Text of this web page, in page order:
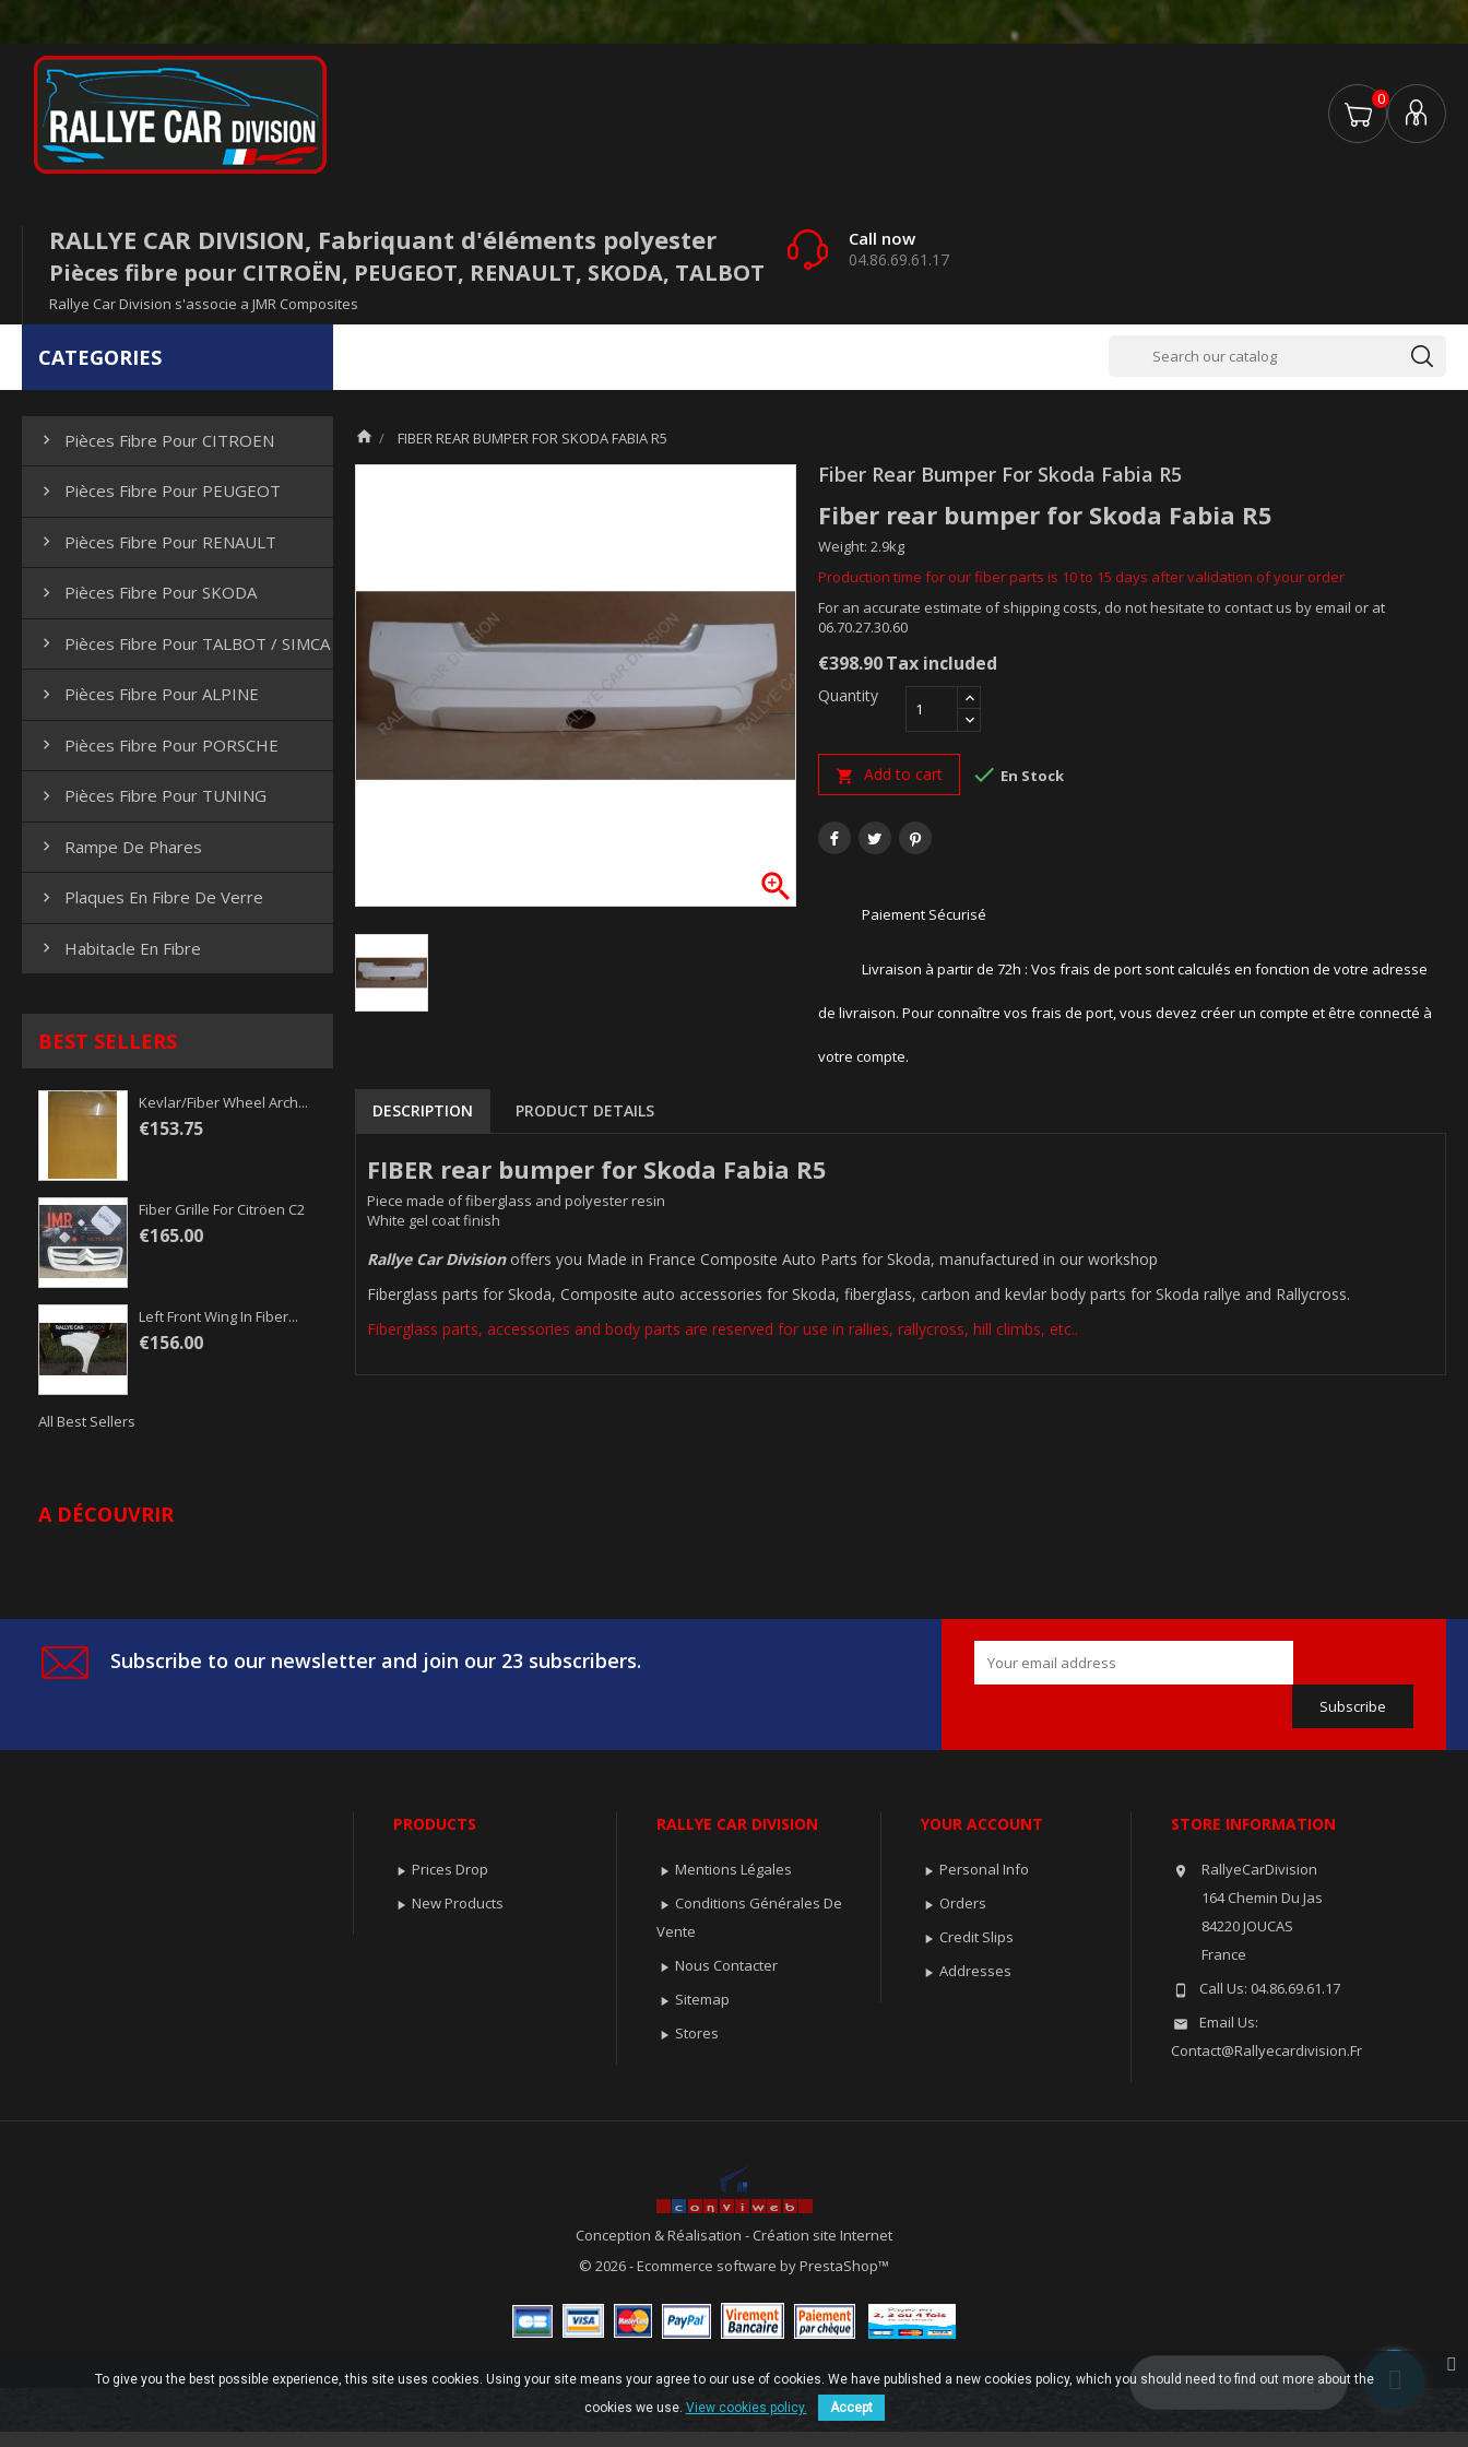
Laissez-nous un message
RALLYE CAR DIVISION, Fabriquant d'éléments polyester
Pièces fibre pour CITROËN, PEUGEOT, RENAULT, SKODA, TALBOT
Rallye Car Division s'associe a JMR Composites
Call now
04.86.69.61.17
0
CATEGORIES
 Pièces Fibre Pour CITROEN
 Pièces Fibre Pour PEUGEOT
 Pièces Fibre Pour RENAULT
 Pièces Fibre Pour SKODA
 Pièces Fibre Pour TALBOT / SIMCA
 Pièces Fibre Pour ALPINE
 Pièces Fibre Pour PORSCHE
 Pièces Fibre Pour TUNING
 Rampe De Phares
 Plaques En Fibre De Verre
 Habitacle En Fibre
BEST SELLERS
Kevlar/fiber Wheel Arch...
€153.75
Fiber Grille For Citröen C2
€165.00
Left Front Wing In Fiber...
€156.00
All Best Sellers
A DÉCOUVRIR
 FIBER REAR BUMPER FOR SKODA FABIA R5

Fiber Rear Bumper For Skoda Fabia R5
Fiber rear bumper for Skoda Fabia R5
Weight: 2.9kg
Production time for our fiber parts is 10 to 15 days after validation of your order
For an accurate estimate of shipping costs, do not hesitate to contact us by email or at
06.70.27.30.60
€398.90Tax included
Quantity
 Add to cart  En Stock
Paiement Sécurisé
Livraison à partir de 72h : Vos frais de port sont calculés en fonction de votre adresse
de livraison. Pour connaître vos frais de port, vous devez créer un compte et être connecté à
votre compte.
DESCRIPTION PRODUCT DETAILS
FIBER rear bumper for Skoda Fabia R5
Piece made of fiberglass and polyester resin
White gel coat finish
Rallye Car Divisionoffers you Made in France Composite Auto Parts for Skoda, manufactured in our workshop
Fiberglass parts for Skoda, Composite auto accessories for Skoda, fiberglass, carbon and kevlar body parts for Skoda rallye and Rallycross.
Fiberglass parts, accessories and body parts are reserved for use in rallies, rallycross, hill climbs, etc..
Subscribe to our newsletter and join our 23 subscribers.
PRODUCTS
 Prices Drop
 New Products
RALLYE CAR DIVISION
 Mentions Légales
 Conditions Générales De
Vente
 Nous Contacter
 Sitemap
 Stores
YOUR ACCOUNT
 Personal Info
 Orders
 Credit Slips
 Addresses
STORE INFORMATION

RallyeCarDivision
164 Chemin Du Jas
84220 JOUCAS
France
 Call Us: 04.86.69.61.17

Email Us:
Contact@rallyecardivision.fr
Conception & Réalisation - Création site Internet
© 2026 - Ecommerce software by PrestaShop™
To give you the best possible experience, this site uses cookies. Using your site means your agree to our use of cookies. We have published a new cookies policy, which you should need to find out more about the
cookies we use. View cookies policy. Accept